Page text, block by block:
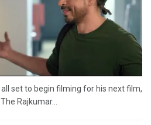
all set to begin filming for his next film,
Rajkumar...